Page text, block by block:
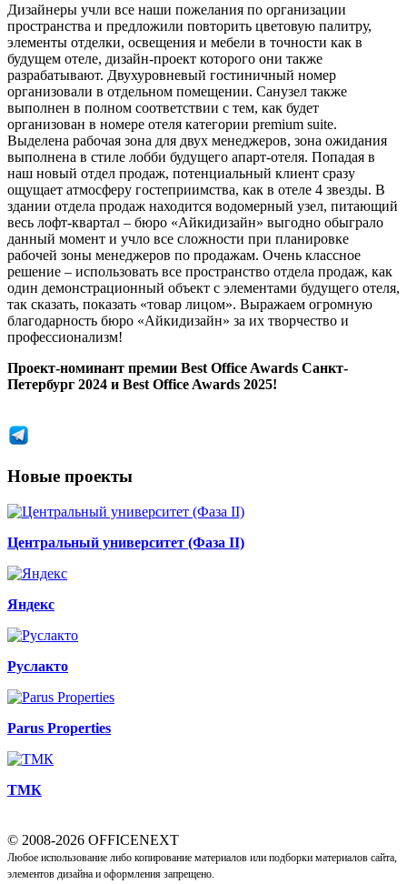
Дизайнеры учли все наши пожелания по организации
пространства и предложили повторить цветовую палитру,
элементы отделки, освещения и мебели в точности как в
будущем отеле, дизайн-проект которого они также
разрабатывают. Двухуровневый гостиничный номер
организовали в отдельном помещении. Санузел также
выполнен в полном соответствии с тем, как будет
организован в номере отеля категории premium suite.
Выделена рабочая зона для двух менеджеров, зона ожидания
выполнена в стиле лобби будущего апарт-отеля. Попадая в
наш новый отдел продаж, потенциальный клиент сразу
ощущает атмосферу гостеприимства, как в отеле 4 звезды. В
здании отдела продаж находится водомерный узел, питающий
весь лофт-квартал – бюро «Айкидизайн» выгодно обыграло
данный момент и учло все сложности при планировке
рабочей зоны менеджеров по продажам. Очень классное
решение – использовать все пространство отдела продаж, как
один демонстрационный объект с элементами будущего отеля,
так сказать, показать «товар лицом». Выражаем огромную
благодарность бюро «Айкидизайн» за их творчество и
профессионализм!
Проект-номинант премии Best Office Awards Санкт-
Петербург 2024 и Best Office Awards 2025!
Новые проекты
Центральный университет (Фаза II)
Яндекс
Руслакто
Parus Properties
ТМК
© 2008-2026 OFFICENEXT
Любое использование либо копирование материалов или подборки материалов сайта,
элементов дизайна и оформления запрещено.